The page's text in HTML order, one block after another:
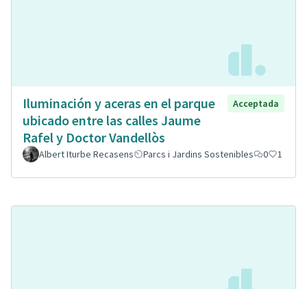
Iluminación y aceras en el parque
ubicado entre las calles Jaume
Rafel y Doctor Vandellòs
Acceptada
Albert Iturbe Recasens Parcs i Jardins Sostenibles 0 1